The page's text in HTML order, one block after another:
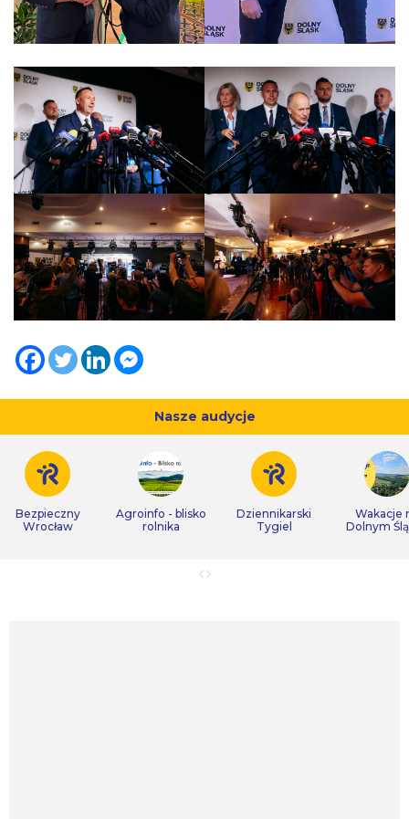
Nasze audycje
Bezpieczny
Wrocław
Agroinfo - blisko
rolnika
Dziennikarski
Tygiel
Wakacje
Dolnym